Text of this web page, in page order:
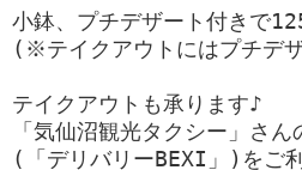
小鉢、プチデザート付きで
(※テイクアウトにはプチデ
テイクアウトも承ります♪
「気仙沼観光タクシー」さん
(「デリバリーBEXI」)をご